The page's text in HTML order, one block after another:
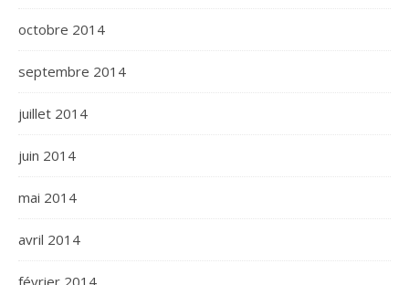
octobre 2014
septembre 2014
juillet 2014
juin 2014
mai 2014
avril 2014
février 2014